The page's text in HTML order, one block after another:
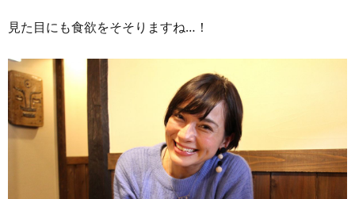
見た目にも食欲をそそりますね…！